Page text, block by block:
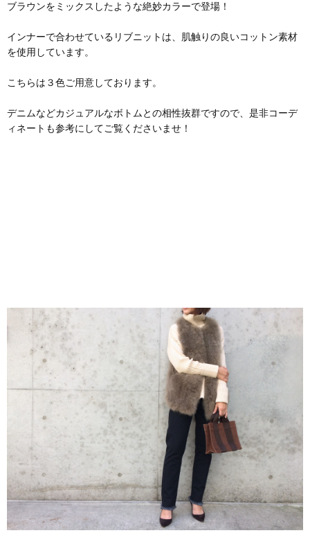
ブラウンをミックスしたような絶妙カラーで登場！
インナーで合わせているリブニットは、肌触りの良いコットン素材
を使用しています。
こちらは３色ご用意しております。
デニムなどカジュアルなボトムとの相性抜群ですので、是非コーデ
ィネートも参考にしてご覧くださいませ！